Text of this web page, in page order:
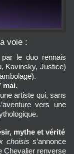
voie :
Kavinsky, Justice)
mai.
artiste qui, sans
vers une
mythe et vérité
choisis s’annonce
Chevalier renverse